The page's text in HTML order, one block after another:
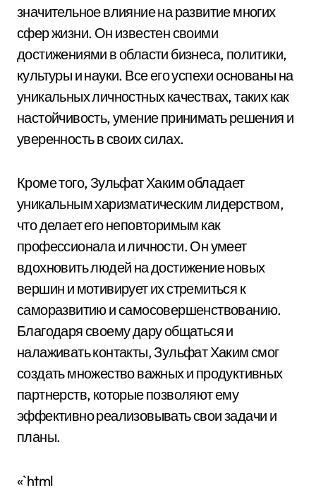
значительное влияние на развитие многих
сфер жизни. Он известен своими
достижениями в области бизнеса, политики,
культуры и науки. Все его успехи основаны на
уникальных личностных качествах, таких как
настойчивость, умение принимать решения и
уверенность в своих силах.
Кроме того, Зульфат Хаким обладает
уникальным харизматическим лидерством,
что делает его неповторимым как
профессионала и личности. Он умеет
вдохновить людей на достижение новых
вершин и мотивирует их стремиться к
саморазвитию и самосовершенствованию.
Благодаря своему дару общаться и
налаживать контакты, Зульфат Хаким смог
создать множество важных и продуктивных
партнерств, которые позволяют ему
эффективно реализовывать свои задачи и
планы.
«`html